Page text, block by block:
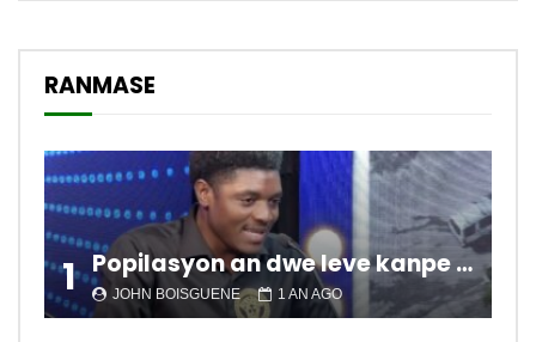
RANMASE
1 Popilasyon an dwe leve kanpe pou chanje sitiyasyon kawotik l’ap viv nan peyi a.
JOHN BOISGUENE 1 AN AGO